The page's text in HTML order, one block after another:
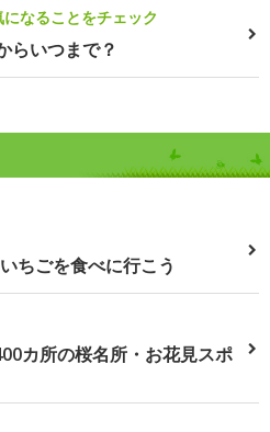
なることをチェック
らいつまで？
ちごを食べに行こう
カ所の桜名所・お花見スポ